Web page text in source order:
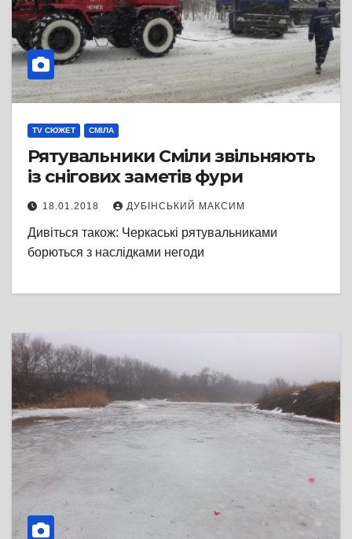
TV СЮЖЕТ СМІЛА
Рятувальники Сміли звільняють
із снігових заметів фури
18.01.2018 ДУБІНСЬКИЙ МАКСИМ
Дивіться також: Черкаські рятувальниками
борються з наслідками негоди